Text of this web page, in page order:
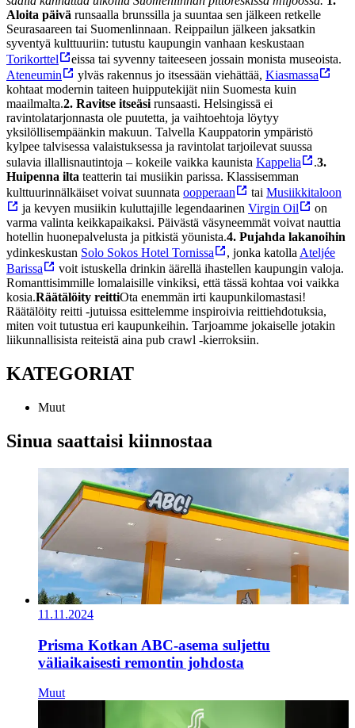
Aloita päivä runsaalla brunssilla ja suuntaa sen jälkeen retkelle
Seurasaareen tai Suomenlinnaan. Reippailun jälkeen jaksatkin
syventyä kulttuuriin: tutustu kaupungin vanhaan keskustaan
Torikorttel
eissa tai syvenny taiteeseen jossain monista museoista.
Ateneumin
ylväs rakennus jo itsessään viehättää, Kiasmassa
kohtaat modernin taiteen huipputekijät niin Suomesta kuin
maailmalta.2. Ravitse itseäsi runsaasti. Helsingissä ei
ravintolatarjonnasta ole puutetta, ja vaihtoehtoja löytyy
yksilöllisempäänkin makuun. Talvella Kauppatorin ympäristö
kylpee talvisessa valaistuksessa ja ravintolat tarjoilevat suussa
sulavia illallisnautintoja – kokeile vaikka kaunista Kappelia .3.
Huipenna ilta teatterin tai musiikin parissa. Klassisemman
kulttuurinnälkäiset voivat suunnata oopperaan tai Musiikkitaloon
ja kevyen musiikin kuluttajille legendaarinen Virgin Oil
on
varma valinta keikkapaikaksi. Päivästä väsyneemmät voivat nauttia
hotellin huonepalvelusta ja pitkistä yöunista.4. Pujahda lakanoihin
ydinkeskustan Solo Sokos Hotel Tornissa , jonka katolla Ateljée
Barissa
voit istuskella drinkin äärellä ihastellen kaupungin valoja.
Romanttisimmille lomalaisille vinkiksi, että tässä kohtaa voi vaikka
kosia.Räätälöity reittiOta enemmän irti kaupunkilomastasi!
Räätälöity reitti -jutuissa esittelemme inspiroivia reittiehdotuksia,
miten voit tutustua eri kaupunkeihin. Tarjoamme jokaiselle jotakin
liikunnallisista reiteistä aina pub crawl -kierroksiin.
KATEGORIAT
Muut
Sinua saattaisi kiinnostaa
11.11.2024
Prisma Kotkan ABC-asema suljettu
väliaikaisesti remontin johdosta
Muut